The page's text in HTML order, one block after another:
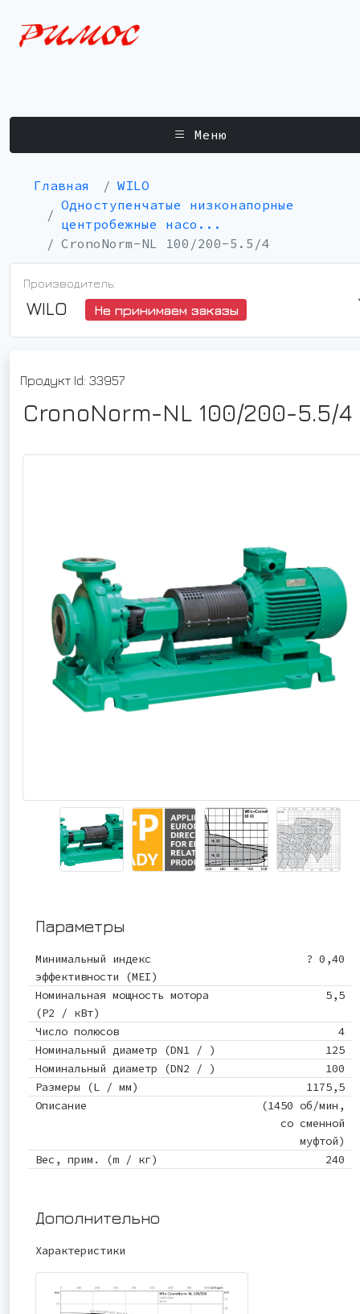
Меню
Главная
WILO
Одноступенчатые низконапорные
центробежные насо...
CronoNorm-NL 100/200-5.5/4
Производитель:
WILO Не принимаем заказы
Продукт Id: 33957
CronoNorm-NL 100/200-5.5/4
Параметры
Минимальный индекс
эффективности (MEI)
? 0,40
Номинальная мощность мотора
(P2 / кВт)
5,5
Число полюсов
4
Номинальный диаметр (DN1 / )
125
Номинальный диаметр (DN2 / )
100
Размеры (L / мм)
1175,5
Описание
(1450 об/мин,
со сменной
муфтой)
Вес, прим. (m / кг)
240
Дополнительно
Характеристики